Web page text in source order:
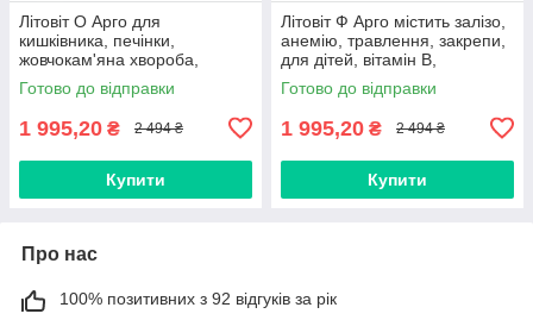
Літовіт О Арго для
кишківника, печінки,
жовчокам'яна хвороба,
діабет, гепатит, ішемія,
описторхоз, лямблії
Готово до відправки
1 995,20 ₴ 2 494 ₴
Купити
Літовіт Ф Арго містить залізо,
анемію, травлення, закрепи,
для дітей, вітамін В,
очищення крові, лімфи
Готово до відправки
1 995,20 ₴ 2 494 ₴
Купити
Про нас
100% позитивних з 92 відгуків за рік